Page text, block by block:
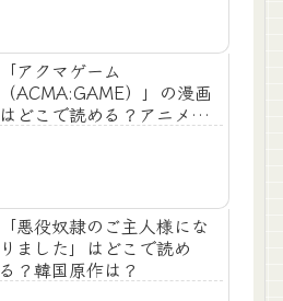
「アクマゲーム
（ACMA:GAME）」の漫画
はどこで読める？アニメ
「悪役奴隷のご主人様にな
りました」はどこで読め
る？韓国原作は？